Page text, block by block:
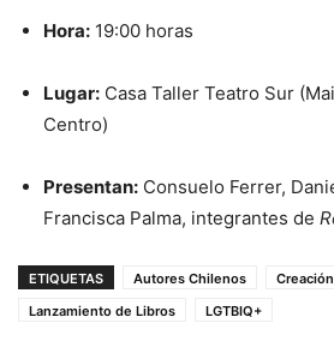
Hora: 19:00 horas
Lugar: Casa Taller Teatro Sur
Centro)
Presentan: Consuelo Ferrer,
Francisca Palma, integrantes de
ETIQUETAS Autores Chilenos
Lanzamiento de Libros
LGTBIQ+